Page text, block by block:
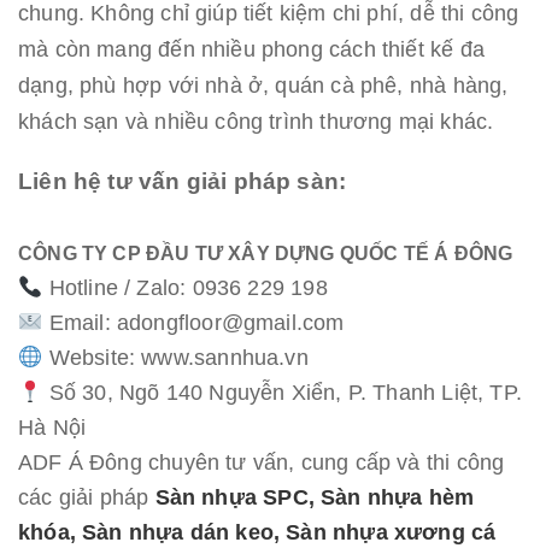
chung. Không chỉ giúp tiết kiệm chi phí, dễ thi công
mà còn mang đến nhiều phong cách thiết kế đa
dạng, phù hợp với nhà ở, quán cà phê, nhà hàng,
khách sạn và nhiều công trình thương mại khác.
Liên hệ tư vấn giải pháp sàn:
CÔNG TY CP ĐẦU TƯ XÂY DỰNG QUỐC TẾ Á ĐÔNG
Hotline / Zalo: 0936 229 198
Email: adongfloor@gmail.com
Website:www.sannhua.vn
Số 30, Ngõ 140 Nguyễn Xiển, P. Thanh Liệt, TP.
Hà Nội
ADF Á Đông chuyên tư vấn, cung cấp và thi công
các giải pháp Sàn nhựa SPC, Sàn nhựa hèm
khóa, Sàn nhựa dán keo, Sàn nhựa xương cá